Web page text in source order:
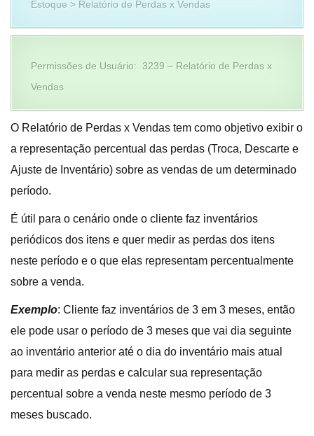
Estoque > Relatório de Perdas x Vendas
Permissões de Usuário: 3239 – Relatório de Perdas x
Vendas
O Relatório de Perdas x Vendas tem como objetivo exibir o
a representação percentual das perdas (Troca, Descarte e
Ajuste de Inventário) sobre as vendas de um determinado
período.
É útil para o cenário onde o cliente faz inventários
periódicos dos itens e quer medir as perdas dos itens
neste período e o que elas representam percentualmente
sobre a venda.
Exemplo: Cliente faz inventários de 3 em 3 meses, então
ele pode usar o período de 3 meses que vai dia seguinte
ao inventário anterior até o dia do inventário mais atual
para medir as perdas e calcular sua representação
percentual sobre a venda neste mesmo período de 3
meses buscado.